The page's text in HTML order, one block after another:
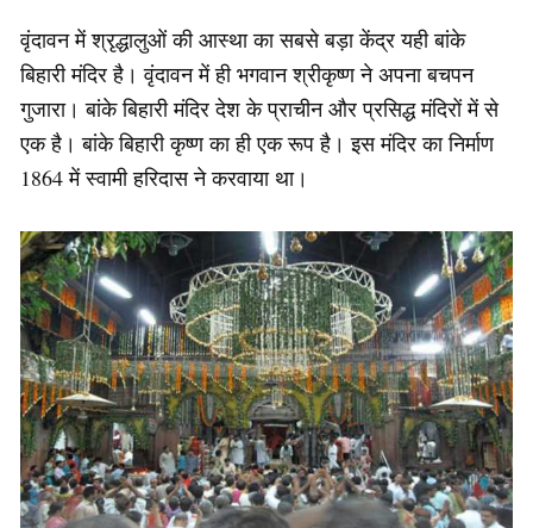
वृंदावन में श्रृद्धालुओं की आस्था का सबसे बड़ा केंद्र यही बांके
बिहारी मंदिर है। वृंदावन में ही भगवान श्रीकृष्ण ने अपना बचपन
गुजारा। बांके बिहारी मंदिर देश के प्राचीन और प्रसिद्ध मंदिरों में से
एक है। बांके बिहारी कृष्ण का ही एक रूप है। इस मंदिर का निर्माण
1864 में स्वामी हरिदास ने करवाया था।